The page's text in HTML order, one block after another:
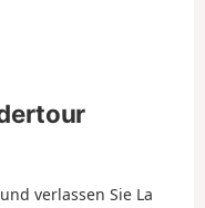
verlassen Sie La